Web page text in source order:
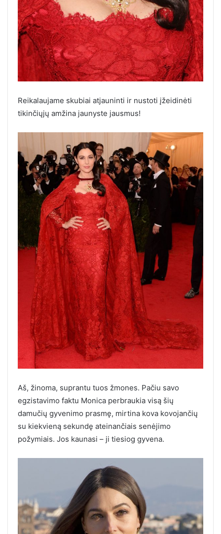
Reikalaujame skubiai atjauninti ir nustoti įžeidinėti
tikinčiųjų amžina jaunyste jausmus!
Aš, žinoma, suprantu tuos žmones. Pačiu savo
egzistavimo faktu Monica perbraukia visą šių
damučių gyvenimo prasmę, mirtina kova kovojančių
su kiekvieną sekundę ateinančiais senėjimo
požymiais. Jos kaunasi – ji tiesiog gyvena.